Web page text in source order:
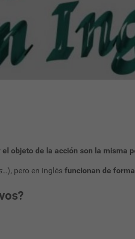
el objeto de la acción son la misma
), pero en inglés funcionan de